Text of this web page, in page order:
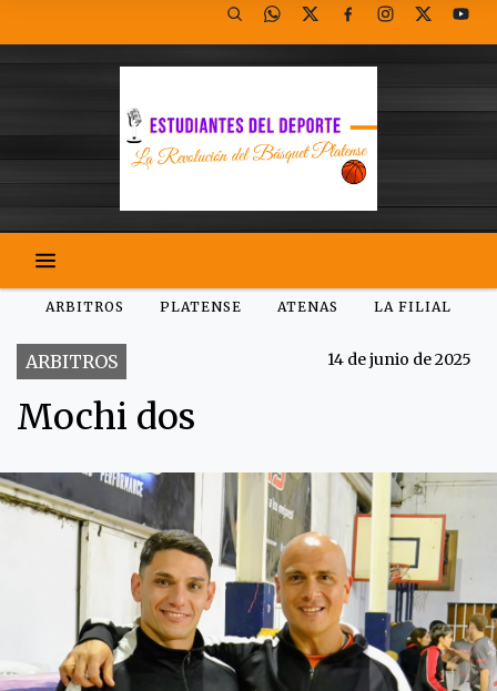
ARBITROS PLATENSE ATENAS LA FILIAL
ARBITROS 14 de junio de 2025
Mochi dos